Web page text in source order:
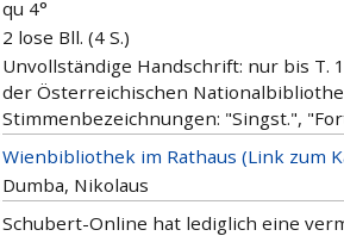
qu 4°
2 lose Bll. (4 S.)
Unvollständige Handschrift: nur bis T.
der Österreichischen
Stimmenbezeichnungen: "Singst.",
Wienbibliothek im Rathaus (Link zum
Dumba, Nikolaus
Schubert-Online hat lediglich eine